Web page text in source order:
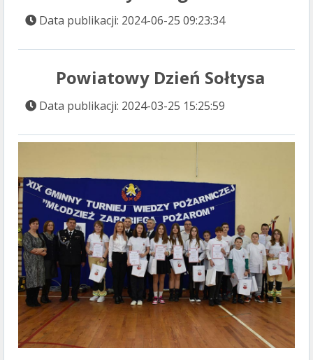
Data publikacji: 2024-06-25 09:23:34
Powiatowy Dzień Sołtysa
Data publikacji: 2024-03-25 15:25:59